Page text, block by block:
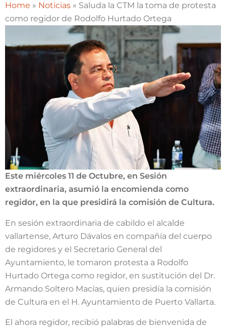
Home » Noticias » Saluda la CTM la toma de protesta
como regidor de Rodolfo Hurtado Ortega
Este miércoles 11 de Octubre, en Sesión
extraordinaria, asumió la encomienda como
regidor, en la que presidirá la comisión de Cultura.
En sesión extraordinaria de cabildo el alcalde
vallartense, Arturo Dávalos en compañía del cuerpo
de regidores y el Secretario General del
Ayuntamiento, le tomaron protesta a Rodolfo
Hurtado Ortega como regidor, en sustitución del Dr.
Armando Soltero Macías, quien presidía la comisión
de Cultura en el H. Ayuntamiento de Puerto Vallarta.
El ahora regidor, recibió palabras de bienvenida de